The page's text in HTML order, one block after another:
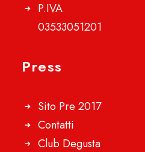
P.IVA
03533051201
Press
Sito Pre 2017
Contatti
Club Degusta